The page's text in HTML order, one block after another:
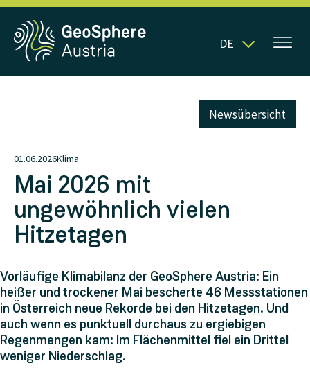
DE
01.06.2026Klima
Newsübersicht
Mai 2026 mit
ungewöhnlich vielen
Hitzetagen
Vorläufige Klimabilanz der GeoSphere Austria: Ein
heißer und trockener Mai bescherte 46 Messstationen
in Österreich neue Rekorde bei den Hitzetagen. Und
auch wenn es punktuell durchaus zu ergiebigen
Regenmengen kam: Im Flächenmittel fiel ein Drittel
weniger Niederschlag.